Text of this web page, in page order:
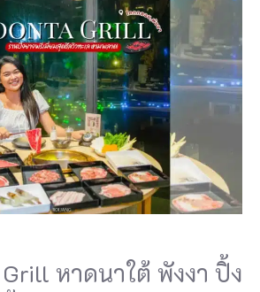
Grill หาดนาใต้ พังงา ปิ้ง